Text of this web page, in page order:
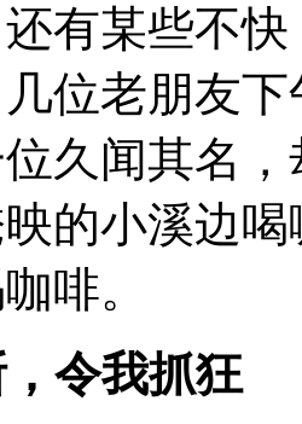
有某些不
位老朋友
久闻其名
的小溪边
啡。
令我抓狂